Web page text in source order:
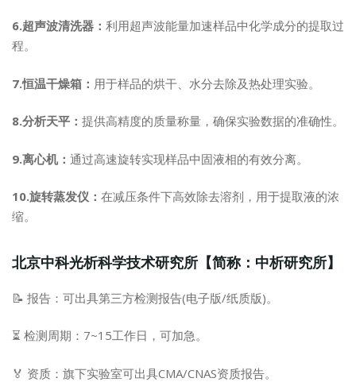
6.超声波清洗器： 利用超声波能量加速样品中化学成分的提取过
程。
7.恒温干燥箱： 用于样品的烘干、水分去除及热处理实验。
8.分析天平： 提供高精度的质量称量，确保实验数据的准确性。
9.离心机： 通过高速旋转实现样品中固液相的有效分离。
10.旋转蒸发仪： 在减压条件下高效除去溶剂，用于提取液的浓
缩。
北京中科光析科学技术研究所【简称：中析研究所】
📝 报告：可出具第三方检测报告(电子版/纸质版)。
⏳ 检测周期：7~15工作日，可加急。
🏅 资质：旗下实验室可出具CMA/CNAS资质报告。